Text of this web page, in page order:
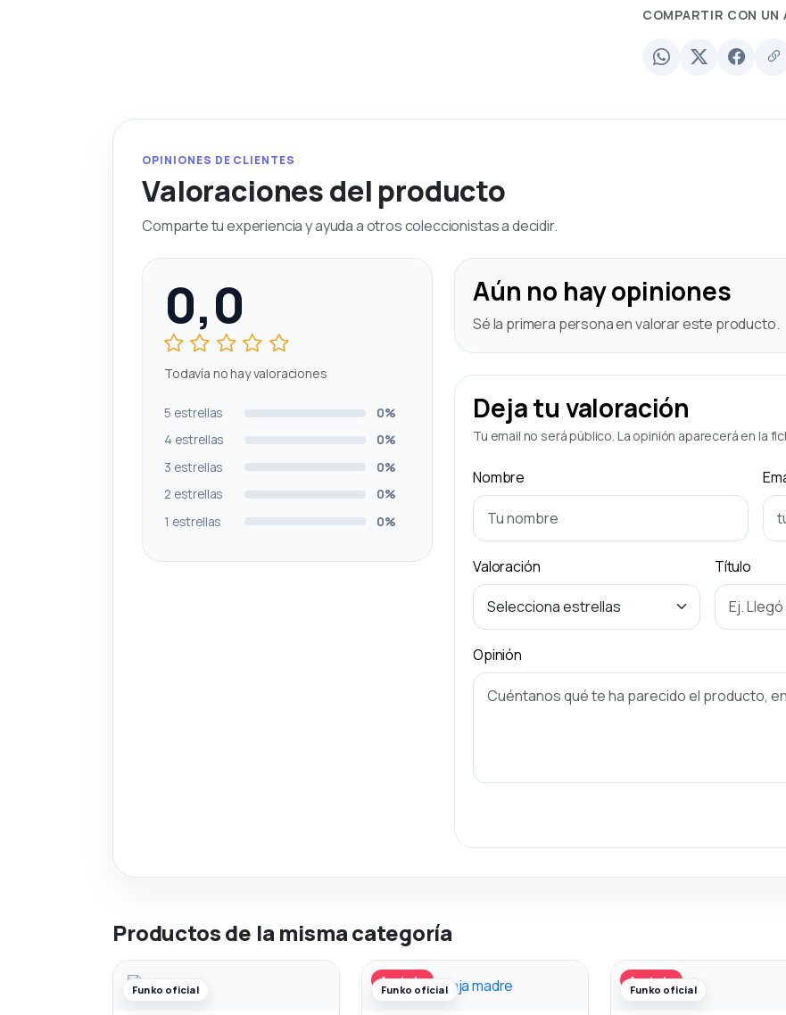
COMPARTIR CON UN
OPINIONES DE CLIENTES
Valoraciones del producto
Comparte tu experiencia y ayuda a otros coleccionistas a decidir.
0,0
Todavía no hay valoraciones
5 estrellas
0%
4 estrellas
0%
3 estrellas
0%
2 estrellas
0%
1 estrellas
0%
Aún no hay opiniones
Sé la primera persona en valorar este producto.
Deja tu valoración
Tu email no será público. La opinión aparecerá en la
Nombre
Valoración Título
Opinión
Productos de la misma categoría
Funko oficial
Agotado
Funko oficial
Agotado
Funko oficial